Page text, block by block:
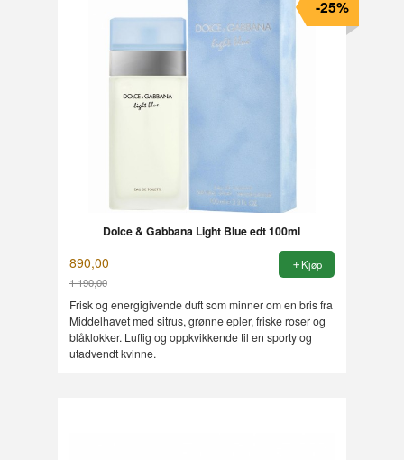
Dolce & Gabbana Light Blue edt 100ml
890,00
1 190,00
Rabatt
-25%
Kjøp
Frisk og energigivende duft som minner om en bris fra
Middelhavet med sitrus, grønne epler, friske roser og
blåklokker. Luftig og oppkvikkende til en sporty og
utadvendt kvinne.